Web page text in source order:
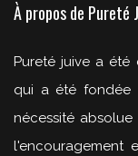
À propos de Pureté
Pureté juive a été
qui a été fondée
nécessité
l'encouragement